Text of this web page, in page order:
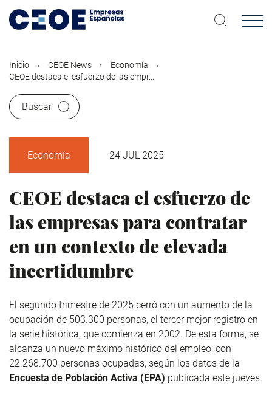
contenido
Inicio CEOE News
Economía
CEOE destaca el esfuerzo de las empr...
Buscar
Economía 24 JUL 2025
CEOE destaca el esfuerzo de
las empresas para contratar
en un contexto de elevada
incertidumbre
El segundo trimestre de 2025 cerró con un aumento de la
ocupación de 503.300 personas, el tercer mejor registro en
la serie histórica, que comienza en 2002. De esta forma, se
alcanza un nuevo máximo histórico del empleo, con
22.268.700 personas ocupadas, según los datos de la
Encuesta de Población Activa (EPA) publicada este jueves.